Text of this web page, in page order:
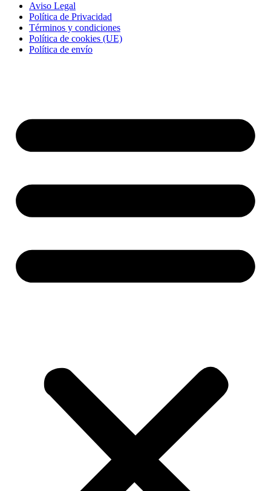
Aviso Legal
Política de Privacidad
Términos y condiciones
Política de cookies (UE)
Política de envío